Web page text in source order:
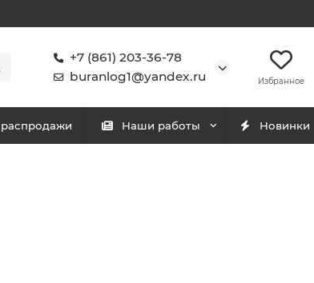
+7 (861) 203-36-78
buranlog1@yandex.ru
Избранное
Наши работы Новинки